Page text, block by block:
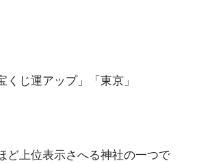
くじ運アップ」「東京」
ど上位表示さへる神社の一つで